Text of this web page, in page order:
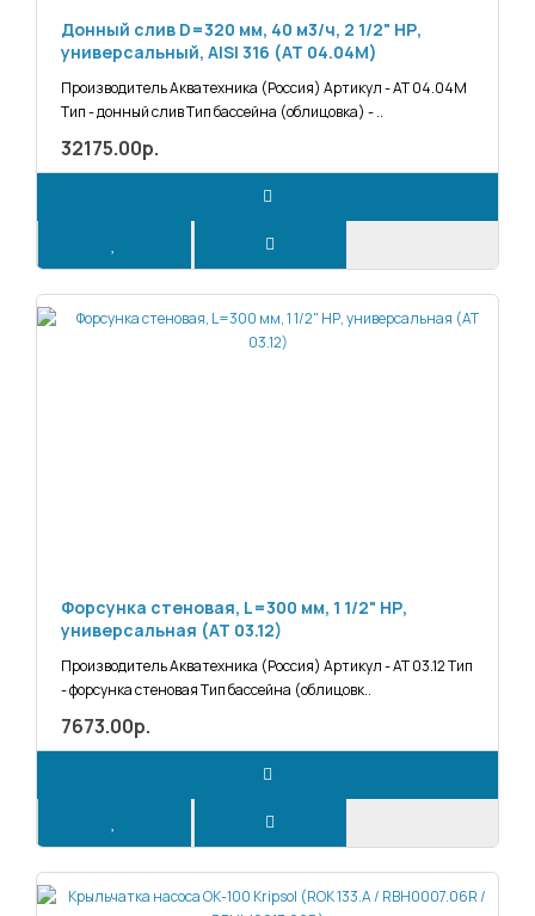
Донный слив D=320 мм, 40 м3/ч, 2 1/2" НР,
универсальный, AISI 316 (АТ 04.04M)
Производитель Акватехника (Россия) Артикул - АТ 04.04M
Тип - донный слив Тип бассейна (облицовка) - ..
32175.00р.
Форсунка стеновая, L=300 мм, 1 1/2" НР,
универсальная (АТ 03.12)
Производитель Акватехника (Россия) Артикул - АТ 03.12 Тип
- форсунка стеновая Тип бассейна (облицовк..
7673.00р.